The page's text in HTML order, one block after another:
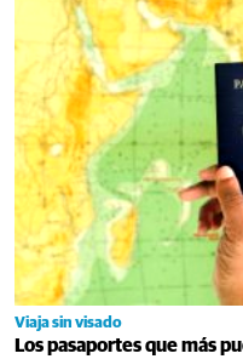
Viaja sin visado
Los pasaportes que más